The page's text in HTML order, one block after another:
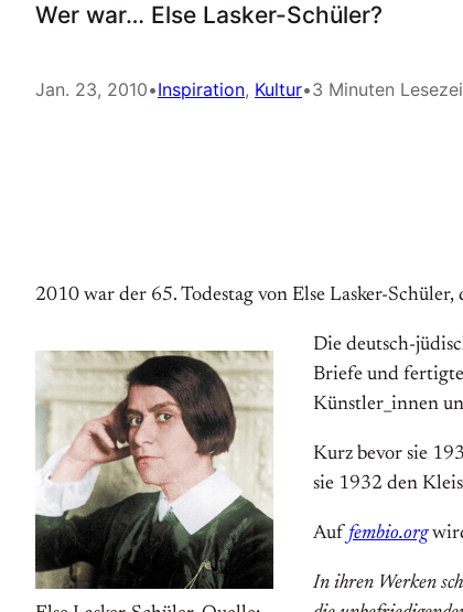
Wer war… Else Lasker-Schüler?
Jan. 23, 2010•Inspiration, Kultur•3 Minuten
2010 war der 65. Todestag von Else Lasker-
Die deutsch-
Briefe und
Künstler_innen
Kurz bevor sie
sie 1932 den
Auf fembio.org
In ihren Werken